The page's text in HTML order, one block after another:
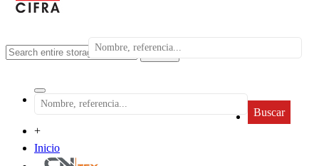
search
Buscar
+
Inicio